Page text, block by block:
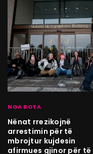
NGA BOTA
Nënat rrezikojnë
arrestimin për të
mbrojtur kujdesin
afirmues gjinor për të